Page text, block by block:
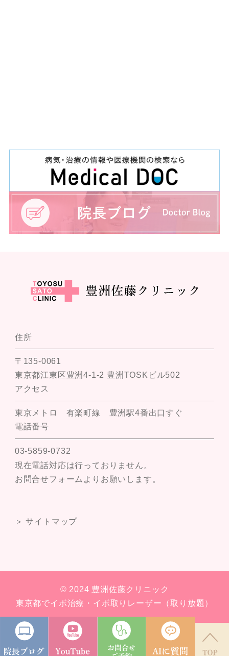
住所
〒135-0061
東京都江東区豊洲4-1-2 豊洲TOSKビル502
アクセス
東京メトロ 有楽町線 豊洲駅4番出口すぐ
電話番号
03-5859-0732
現在電話対応は行っておりません。
お問合せフォームよりお願いします。
＞ サイトマップ
© 2024 豊洲佐藤クリニック
東京都でイボ治療・イボ取りレーザー（取り放題）